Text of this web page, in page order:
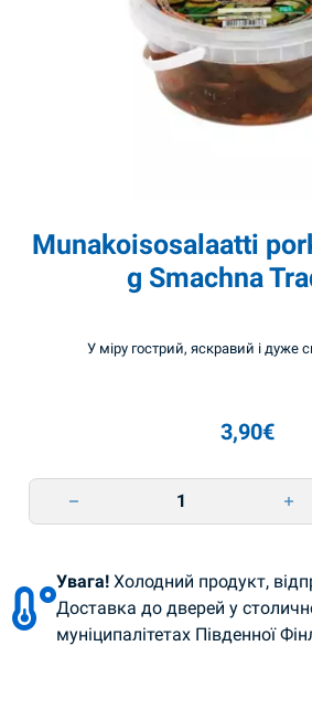
Munakoisosalaatti
g Smachna
У міру гострий, яскравий і дуже
3,90€
Munakoisosalaatti porkkanalla 450 g
Увага! Холодний продукт,
Доставка до дверей у
муніципалітетах Південної